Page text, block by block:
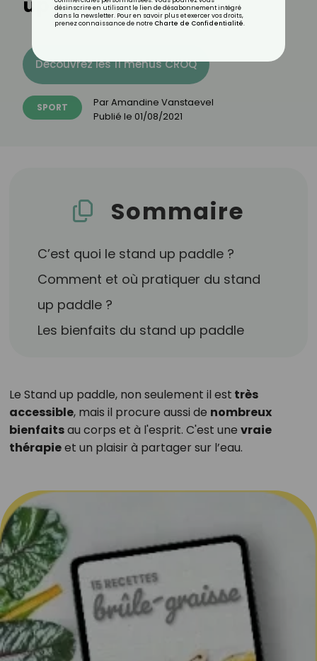
up paddle
Découvrez les 11 menus CROQ
SPORT ParAmandine Vanstaevel
Publié le 01/08/2021
Sommaire
C’est quoi le stand up paddle ?
Comment et où pratiquer du stand
up paddle ?
Les bienfaits du stand up paddle
Le Stand up paddle, non seulement il est très
accessible, mais il procure aussi de nombreux
bienfaitsau corps et à l'esprit. C'est une vraie
thérapieet un plaisir à partager sur l’eau.
désinscrire en utilisant le lien de désabonnement intégré
dans la newsletter. Pour en savoir plus et exercer vos droits,
prenez connaissance de notre Charte de Confidentialité.